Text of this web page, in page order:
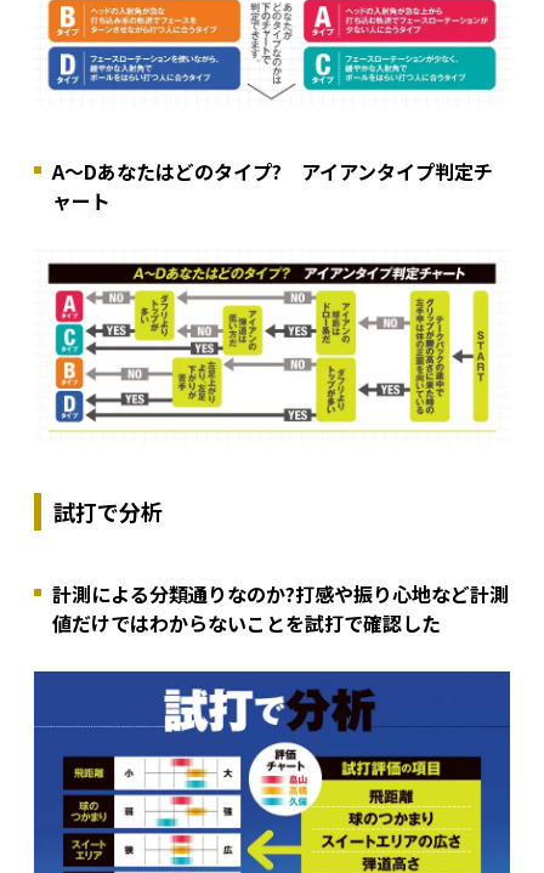
A～Dあなたはどのタイプ? アイアンタイプ判定チ
ャート
試打で分析
計測による分類通りなのか?打感や振り心地など計測
値だけではわからないことを試打で確認した